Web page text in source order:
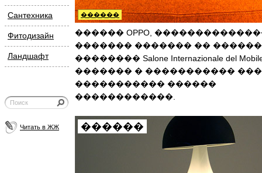
Сантехника
Фитодизайн
Ландшафт
Читать в ЖЖ
������
������ OPPO,
������� ������� ��
�������� Salone Internazionale del
������� � �����������
����������� ������
������������.
������